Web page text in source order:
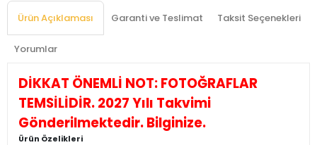
Ürün Açıklaması Garanti ve Teslimat Taksit Seçenekleri
Yorumlar
DİKKAT ÖNEMLİ NOT: FOTOĞRAFLAR
TEMSİLİDİR. 2027 Yılı Takvimi
Gönderilmektedir. Bilginize.
Ürün Özelikleri